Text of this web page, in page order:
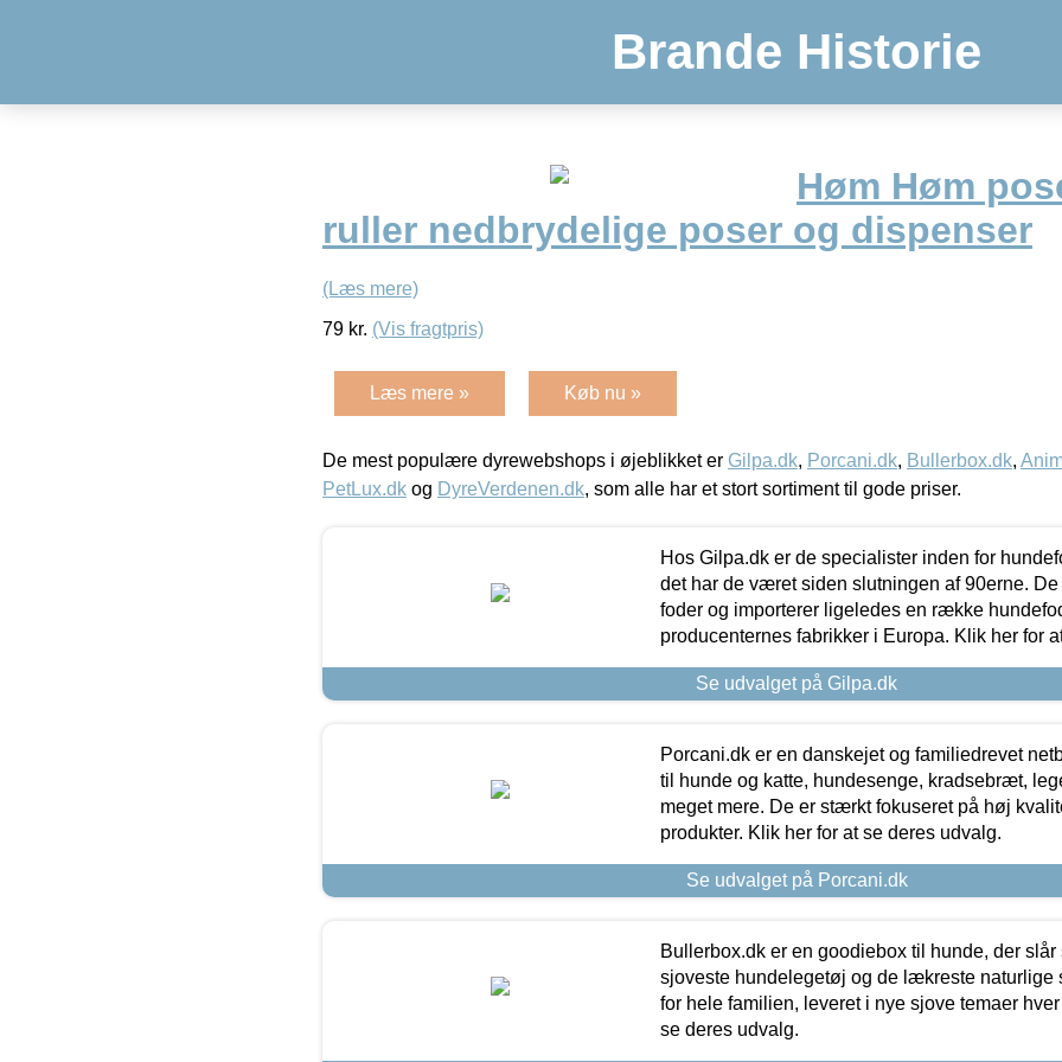
Brande Historie
Høm Høm
ruller nedbrydelige poser og dispenser
(Læs mere)
79 kr. (Vis fragtpris)
Læs mere » Køb nu »
De mest populære dyrewebshops i øjeblikket er Gilpa.dk, Porcani.dk, Bullerbox.dk,
PetLux.dk og DyreVerdenen.dk, som alle har et stort sortiment til gode priser.
Hos Gilpa.dk er de specialister inden for
det har de været siden slutningen af 90erne.
foder og importerer ligeledes en række
producenternes fabrikker i Europa. Klik her for
Se udvalget på Gilpa.dk
Porcani.dk er en danskejet og familiedrevet
til hunde og katte, hundesenge, kradsebræt,
meget mere. De er stærkt fokuseret på høj
produkter. Klik her for at se deres udvalg.
Se udvalget på Porcani.dk
Bullerbox.dk er en goodiebox til hunde, der
sjoveste hundelegetøj og de lækreste naturlige
for hele familien, leveret i nye sjove temaer
se deres udvalg.